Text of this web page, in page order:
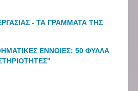
- ΤΑ ΓΡΑΜΜΑΤΑ ΤΗΣ
ΕΝΝΟΙΕΣ: 50 ΦΥΛΛΑ